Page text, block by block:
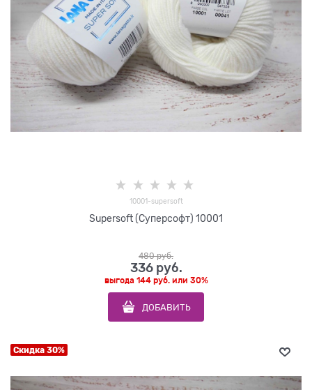
10001-supersoft
Supersoft (Суперсофт) 10001
480 руб.
336 руб.
выгода 144 руб.или 30%
ДОБАВИТЬ
Скидка 30%